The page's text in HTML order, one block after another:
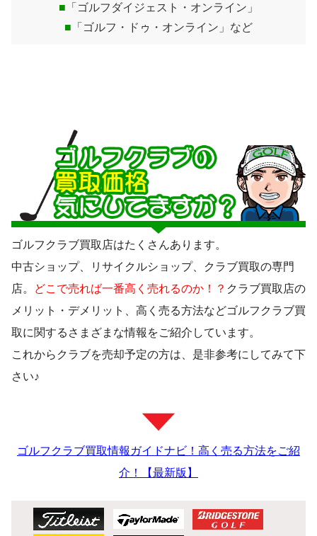
■ 「ゴルフダイジェスト・オンライン」
■ 「ゴルフ・ドゥ・オンライン」など
ゴルフクラブ買取店はたくさんあります。
中古ショップ、リサイクルショップ、クラブ買取の専門
店。
どこで売れば一番高く売れるのか！？ クラブ買取店の
メリット・デメリット、高く売る方法などゴルフクラブ買
取に関するさまざまな情報をご紹介しています。
これからクラブを売却予定の方は、是非参考にしてみて下
さい♪
ゴルフクラブ買取情報ガイドナビ！高く売る方法をご紹
介！【最新版】